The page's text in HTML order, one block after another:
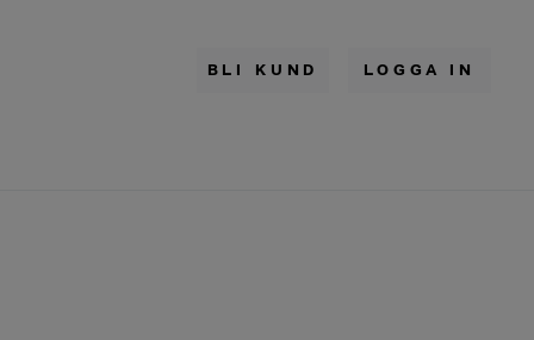
BLI KUND LOGGA IN